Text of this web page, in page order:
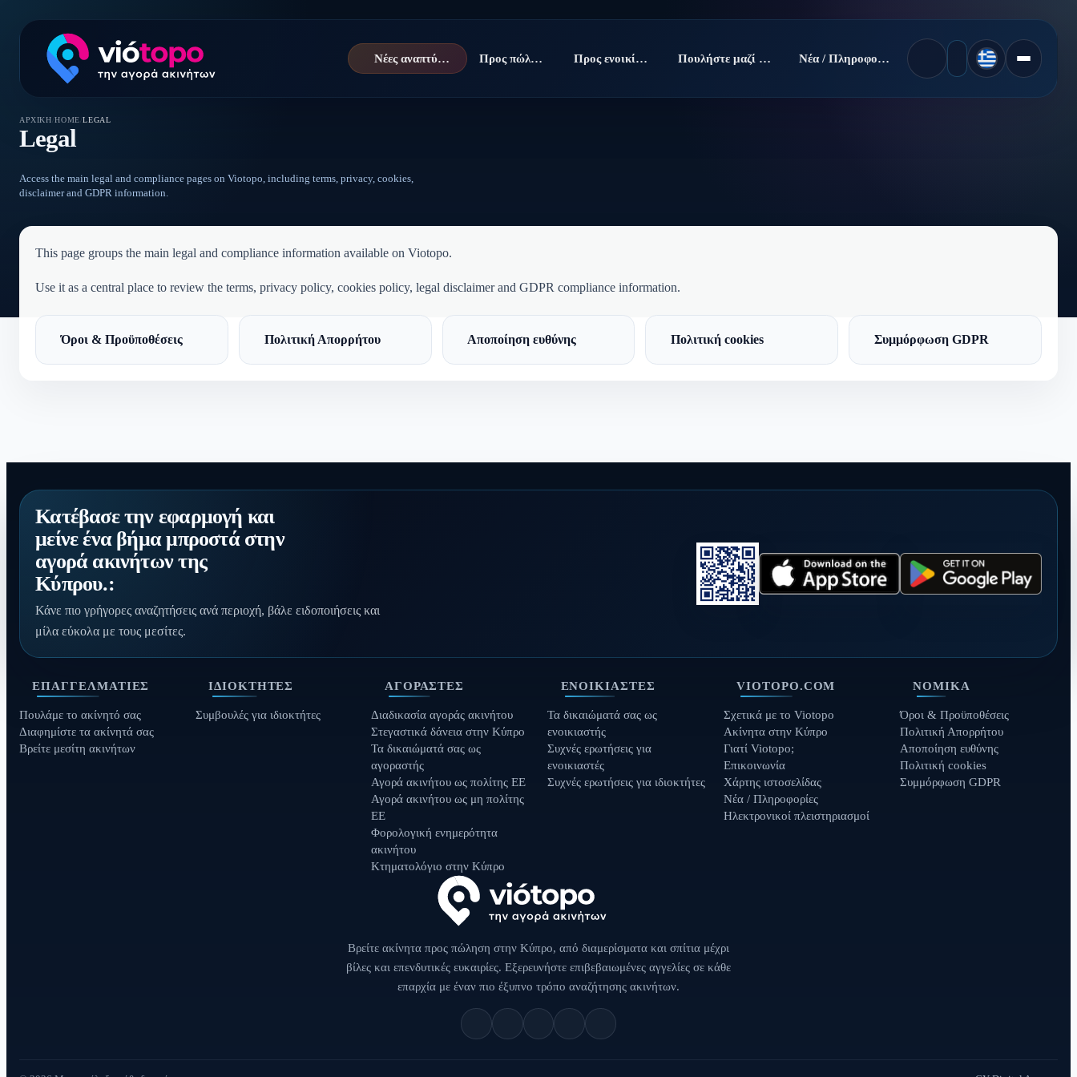
Νέες αναπτύξεις Προς πώληση Προς ενοικίαση Πουλήστε μαζί μας Νέα / Πληροφορίες
ΑΡΧΙΚΉ/HOME/LEGAL
Legal
Access the main legal and compliance pages on Viotopo, including terms, privacy, cookies,
disclaimer and GDPR information.
This page groups the main legal and compliance information available on Viotopo.
Use it as a central place to review the terms, privacy policy, cookies policy, legal disclaimer and GDPR compliance information.
Όροι & Προϋποθέσεις Πολιτική Απορρήτου Αποποίηση ευθύνης Πολιτική cookies Συμμόρφωση GDPR
Κατέβασε την εφαρμογή και
μείνε ένα βήμα μπροστά στην
αγορά ακινήτων της
Κύπρου.:
Κάνε πιο γρήγορες αναζητήσεις ανά περιοχή, βάλε ειδοποιήσεις και
μίλα εύκολα με τους μεσίτες.
ΕΠΑΓΓΕΛΜΑΤΊΕΣ
Πουλάμε το ακίνητό σας
Διαφημίστε τα ακίνητά σας
Βρείτε μεσίτη ακινήτων
ΙΔΙΟΚΤΉΤΕΣ
Συμβουλές για ιδιοκτήτες
ΑΓΟΡΑΣΤΈΣ
Διαδικασία αγοράς ακινήτου
Στεγαστικά δάνεια στην Κύπρο
Τα δικαιώματά σας ως
αγοραστής
Αγορά ακινήτου ως πολίτης ΕΕ
Αγορά ακινήτου ως μη πολίτης
ΕΕ
Φορολογική ενημερότητα
ακινήτου
Κτηματολόγιο στην Κύπρο
ΕΝΟΙΚΙΑΣΤΈΣ
Τα δικαιώματά σας ως
ενοικιαστής
Συχνές ερωτήσεις για
ενοικιαστές
Συχνές ερωτήσεις για ιδιοκτήτες
VIOTOPO.COM
Σχετικά με το Viotopo
Ακίνητα στην Κύπρο
Γιατί Viotopo;
Επικοινωνία
Χάρτης ιστοσελίδας
Νέα / Πληροφορίες
Ηλεκτρονικοί πλειστηριασμοί
ΝΟΜΙΚΆ
Όροι & Προϋποθέσεις
Πολιτική Απορρήτου
Αποποίηση ευθύνης
Πολιτική cookies
Συμμόρφωση GDPR
Βρείτε ακίνητα προς πώληση στην Κύπρο, από διαμερίσματα και σπίτια μέχρι
βίλες και επενδυτικές ευκαιρίες. Εξερευνήστε επιβεβαιωμένες αγγελίες σε κάθε
επαρχία με έναν πιο έξυπνο τρόπο αναζήτησης ακινήτων.